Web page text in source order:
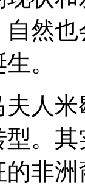
然
。
人
。
非